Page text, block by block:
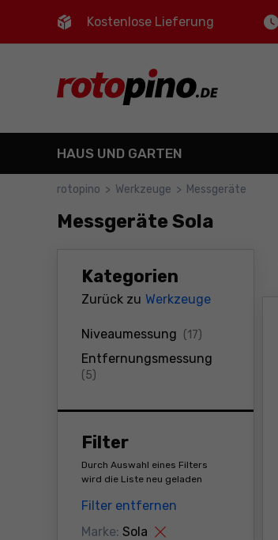
Control
Hauptmenü
Produkte
Kostenlose Lieferung
HAUS UND GARTEN
rotopino > Werkzeuge > Messgeräte
Messgeräte Sola
Kategorien
Zurück zu Werkzeuge
Niveaumessung (17)
Entfernungsmessung
(5)
Filter
Durch Auswahl eines Filters
wird die Liste neu geladen
Filter entfernen
Marke: Sola